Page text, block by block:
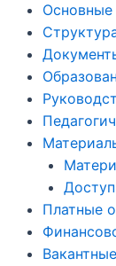
Основные
Платные